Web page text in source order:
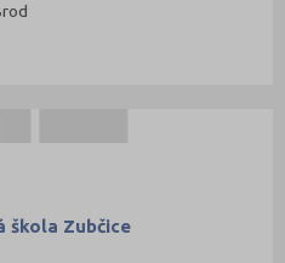
škola Zubčice